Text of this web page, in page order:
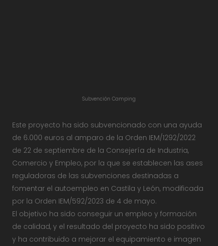
Subvención Camping
Este proyecto ha sido subvencionado con una ayuda
de 6.000 euros al amparo de la Orden IEM/1292/2022
de 22 de septiembre de la Consejería de Industria,
Comercio y Empleo, por la que se establecen las ases
reguladoras de las subvenciones destinadas a
fomentar el autoempleo en Castila y León, modificada
por la Orden IEM/592/2023 de 4 de mayo.
El objetivo ha sido conseguir un empleo y formación
de calidad, y el resultado del proyecto ha sido positivo
y ha contribuido a mejorar el equipamiento e imagen